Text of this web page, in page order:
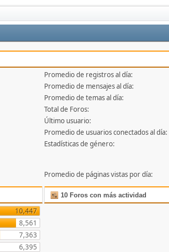
Promedio de registros al día:
Promedio de mensajes al día:
Promedio de temas al día:
Total de Foros:
Último usuario:
Promedio de usuarios conectados al día:
Estadísticas de género:
Promedio de páginas vistas por día:
10,447
8,561
7,363
6,395
10 Foros con más actividad